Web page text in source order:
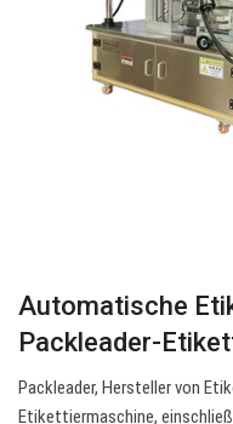
Automatische
Packleader-
Packleader, Hersteller von
Etikettiermaschine,